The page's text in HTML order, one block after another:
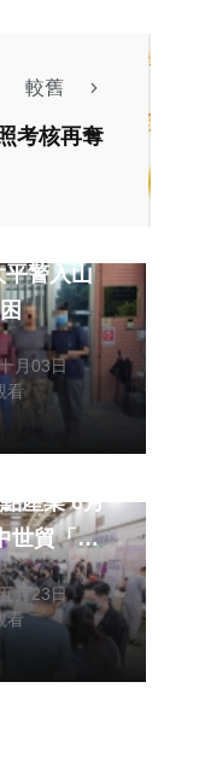
較舊
考核再奪
月03日
看
業 6月
世貿「智
月23日
看